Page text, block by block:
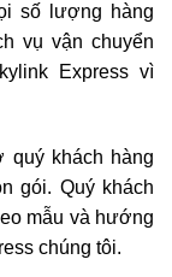
số lượng hàng
vụ vận chuyển
Express vì
quý khách hàng
gói. Quý khách
mẫu và hướng
chúng tôi.